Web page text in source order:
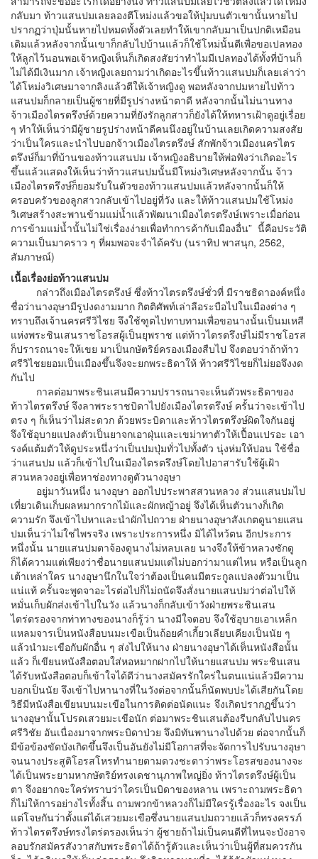
กลับมา ท้าวแสนปมเลยลองตีโหม่งแล้วขอให้ปุ่มบนตัวเขานั้นหายไป
ปรากฏว่าปุ่มนั้นหายไปหมดทั้งตัวเลยทำให้เขากลับมาเป็นปกติเหมือน
เดิมแล้วหลังจากนั้นเขาก็กลับไปบ้านแล้วก็ใช้โหม่นั้นตีเพื่อขอเปลทอง
ให้ลูกไว้นอนพอเจ้าหญิงเห็นก็เกิดสงสัยว่าทำไมมีเปลทองได้ทั้งที่บ้านก็
ไม่ได้มีเงินมาก เจ้าหญิงเลยถามว่าเกิดอะไรขึ้นท้าวแสนปมก็เลยเล่าว่า
ได้โหม่งวิเศษมาจากลิงแล้วตีให้เจ้าหญิงดู พอหลังจากปมหายไปท้าว
แสนปมก็กลายเป็นผู้ชายที่มีรูปร่างหน้าตาดี หลังจากนั้นไม่นานทาง
จ้าวเมืองไตรตรึงษ์ด้วยความที่ยังรักลูกสาวก็ยังได้ให้ทหารเฝ้าดูอยู่เรื่อย
ๆ ทำให้เห็นว่ามีผู้ชายรูปร่างหน้าดีคนนึงอยู่ในบ้านเลยเกิดความสงสัย
ว่าเป็นใครและนำไปบอกจ้าวเมืองไตรตรึงษ์ สักพักจ้าวเมืองนครไตร
ตรึงษ์ก็มาที่บ้านของท้าวแสนปม เจ้าหญิงอธิบายให้พ่อฟังว่าเกิดอะไร
ขึ้นแล้วแสดงให้เห็นว่าท้าวแสนปมนั้นมีโหม่งวิเศษหลังจากนั้น จ้าว
เมืองไตรตรึงษ์ก็ยอมรับในตัวของท้าวแสนปมแล้วหลังจากนั้นก็ให้
ครอบครัวของลูกสาวกลับเข้าไปอยู่ที่วัง และให้ท้าวแสนปมใช้โหม่ง
วิเศษสร้างสะพานข้ามแม่น้ำแล้วพัฒนาเมืองไตรตรึงษ์เพราะเมื่อก่อน
การข้ามแม่น้ำนั้นไม่ใช่เรื่องง่ายเพื่อทำการค้ากับเมืองอื่น” นี้คือประวัติ
ความเป็นมาคราว ๆ ที่ผมพอจะจำได้ครับ (นราทิป พาสนุก, 2562,
สัมภาษณ์)
เนื้อเรื่องย่อท้าวแสนปม
กล่าวถึงเมืองไตรตรึงษ์ ซึ่งท้าวไตรตรึงษ์ชั่วที่ มีราชธิดาองค์หนึ่ง
ชื่อว่านางอุษามีรูปงดงามมาก กิตติศัพท์เล่าลือระบือไปในเมืองต่าง ๆ
ทราบถึงเจ้านครศรีวิไชย จึงใช้ฑูตไปทาบทามเพื่อขอนางนั้นเป็นมเหสี
แห่งพระชินเสนราชโอรสผู้เป็นยุพราช แต่ท้าวไตรตรึงษ์ไม่มีราชโอรส
ก็ปรารถนาจะให้เขย มาเป็นกษัตริย์ครองเมืองสืบไป จึงตอบว่าถ้าท้าว
ศรีวิไชยยอมเป็นเมืองขึ้นจึงจะยกพระธิดาให้ ท้าวศรีวิไชยก็ไม่ยอจึงงด
กันไป
กาลต่อมาพระชินเสนมีความปรารถนาจะเห็นตัวพระธิดาของ
ท้าวไตรตรึงษ์ จึงลาพระราชบิดาไปยังเมืองไตรตรึงษ์ ครั้นว่าจะเข้าไป
ตรง ๆ ก็เห็นว่าไม่สะดวก ด้วยพระบิดาและท้าวไตรตรึงษ์ผิดใจกันอยู่
จึงใช้อุบายแปลงตัวเป็นยาจกเอาฝุ่นและเขม่าทาตัวให้เปื้อนเปรอะ เอา
รงค์แต้มตัวให้ดูประหนึ่งว่าเป็นปมปุ่มทั่วไปทั้งตัว นุ่งห่มให้ปอน ใช้ชื่อ
ว่าแสนปม แล้วก็เข้าไปในเมืองไตรตรึงษ์โดยไปอาสารับใช้ผู้เฝ้า
สวนหลวงอยู่เพื่อหาช่องทางดูตัวนางอุษา
อยู่มาวันหนึ่ง นางอุษา ออกไปประพาสสวนหลวง ส่วนแสนปมไป
เที่ยวเดินเก็บผลหมากรากไม้และผักหญ้าอยู่ จึงได้เห็นตัวนางก็เกิด
ความรัก จึงเข้าไปหาและนำผักไปถวาย ฝ่ายนางอุษาสังเกตดูนายแสน
ปมเห็นว่าไม่ใช่ไพรจริง เพราะประการหนึ่ง มิได้ไหว้ตน อีกประการ
หนึ่งนั้น นายแสนปมตาจ้องดูนางไม่หลบเลย นางจึงให้ข้าหลวงซักดู
ก็ได้ความแต่เพียงว่าชื่อนายแสนปมแต่ไม่บอกว่ามาแต่ไหน หรือเป็นลูก
เต้าเหล่าใคร นางอุษานึกในใจว่าต้องเป็นคนมีตระกูลแปลงตัวมาเป็น
แน่แท้ ครั้นจะพูดจาอะไรต่อไปก็ไม่ถนัดจึงสั่งนายแสนปมว่าต่อไปให้
หมั่นเก็บผักส่งเข้าไปในวัง แล้วนางก็กลับเข้าวังฝ่ายพระชินเสน
ไตร่ตรองจากท่าทางของนางก็รู้ว่า นางมีใจตอบ จึงใช้อุบายเอาเหล็ก
แหลมจารเป็นหนังสือบนมะเขือเป็นถ้อยคำเกี้ยวเลียบเคียงเป็นนัย ๆ
แล้วนำมะเขือกับผักอื่น ๆ ส่งไปให้นาง ฝ่ายนางอุษาได้เห็นหนังสือนั้น
แล้ว ก็เขียนหนังสือตอบใส่หอหมากฝากไปให้นายแสนปม พระชินเสน
ได้รับหนังสือตอบก็เข้าใจได้ดีว่านางสมัครรักใคร่ในตนแน่แล้วมีความ
บอกเป็นนัย จึงเข้าไปหานางที่ในวังต่อจากนั้นก็นัดพบปะได้เสียกันโดย
วิธีมีหนังสือเขียนบนมะเขือในการติดต่อนัดแนะ จึงเกิดปรากฏขึ้นว่า
นางอุษานั้นโปรดเสวยมะเขือนัก ต่อมาพระชินเสนต้องรีบกลับไปนคร
ศรีวิชัย อันเนื่องมาจากพระบิดาป่วย จึงมิทันพานางไปด้วย ต่อจากนั้นก็
มีข้อข้องขัดบังเกิดขึ้นจึงเป็นอันยังไม่มีโอกาสที่จะจัดการไปรับนางอุษา
จนนางประสูติโอรสโหรทำนายตามดวงชะตาว่าพระโอรสของนางจะ
ได้เป็นพระยามหากษัตริย์ทรงเดชานุภาพใหญ่ยิ่ง ท้าวไตรตรึงษ์ผู้เป็น
ตา จึงอยากจะใคร่ทราบว่าใครเป็นบิดาของหลาน เพราะถามพระธิดา
ก็ไม่ให้การอย่างไรทั้งสิ้น ถามพวกข้าหลวงก็ไม่มีใครรู้เรื่องอะไร จงเป็น
แต่โจษกันว่าตั้งแต่ได้เสวยมะเขือซึ่งนายแสนปมถวายแล้วก็ทรงครรภ์
ท้าวไตรตรึงษ์ทรงไตร่ตรองเห็นว่า ผู้ชายถ้าไม่เป็นคนดีที่ไหนจะบังอาจ
ลอบรักสมัครสังวาสกับพระธิดาได้ถ้ารู้ตัวและเห็นว่าเป็นผู้ที่สมควรกัน